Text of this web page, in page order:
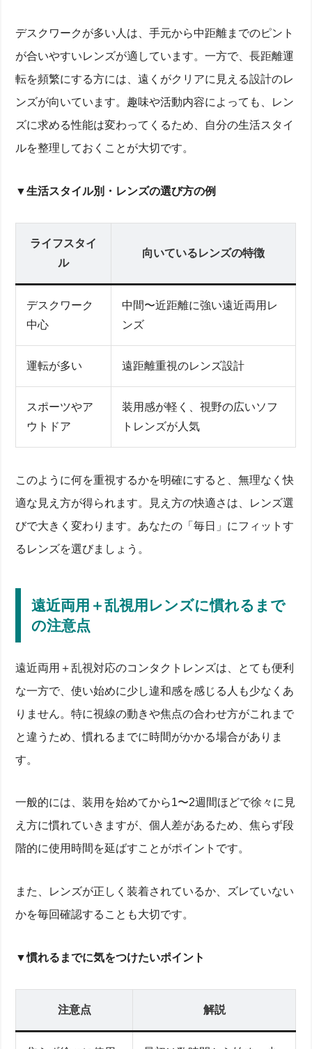
デスクワークが多い人は、手元から中距離までのピント
が合いやすいレンズが適しています。一方で、長距離運
転を頻繁にする方には、遠くがクリアに見える設計のレ
ンズが向いています。趣味や活動内容によっても、レン
ズに求める性能は変わってくるため、自分の生活スタイ
ルを整理しておくことが大切です。
▼生活スタイル別・レンズの選び方の例
ライフスタイ
ル
向いているレンズの特徴
デスクワーク
中心
中間〜近距離に強い遠近両用レ
ンズ
運転が多い 遠距離重視のレンズ設計
スポーツやア
ウトドア
装用感が軽く、視野の広いソフ
トレンズが人気
このように何を重視するかを明確にすると、無理なく快
適な見え方が得られます。見え方の快適さは、レンズ選
びで大きく変わります。あなたの「毎日」にフィットす
るレンズを選びましょう。
遠近両用＋乱視用レンズに慣れるまで
の注意点
遠近両用＋乱視対応のコンタクトレンズは、とても便利
な一方で、使い始めに少し違和感を感じる人も少なくあ
りません。特に視線の動きや焦点の合わせ方がこれまで
と違うため、慣れるまでに時間がかかる場合がありま
す。
一般的には、装用を始めてから1〜2週間ほどで徐々に見
え方に慣れていきますが、個人差があるため、焦らず段
階的に使用時間を延ばすことがポイントです。
また、レンズが正しく装着されているか、ズレていない
かを毎回確認することも大切です。
▼慣れるまでに気をつけたいポイント
注意点 解説